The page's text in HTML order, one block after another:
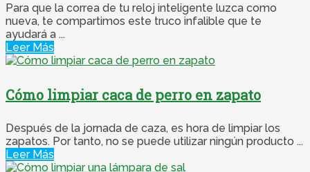
Para que la correa de tu reloj inteligente luzca como
nueva, te compartimos este truco infalible que te
ayudará a ...
Leer Más
Cómo limpiar caca de perro en zapato
Después de la jornada de caza, es hora de limpiar los
zapatos. Por tanto, no se puede utilizar ningún producto ...
Leer Más